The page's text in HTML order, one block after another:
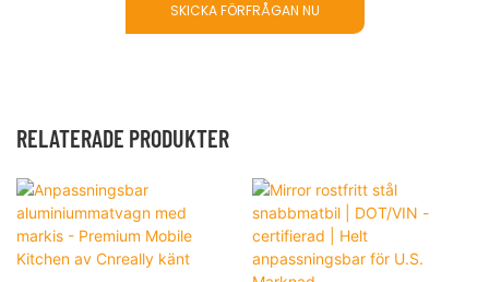
SKICKA FÖRFRÅGAN NU
RELATERADE PRODUKTER